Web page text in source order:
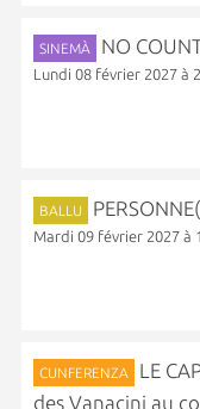
SINEMÀ NO
Lundi 08 février 2027 à
BALLU
Mardi 09 février 2027 à
CUNFERENZA
LE
des Vanacini au